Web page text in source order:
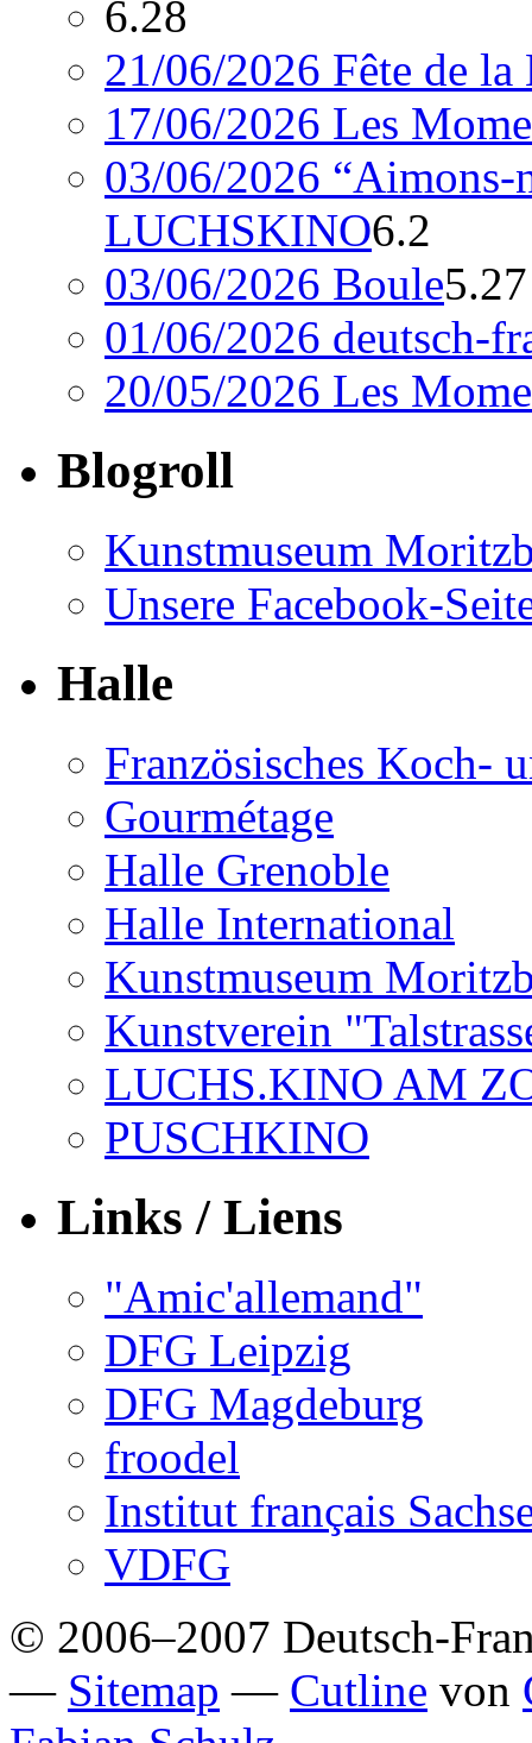
6.28
21/06/2026 Fête de la
17/06/2026 Les
03/06/2026 “Aimons-
LUCHSKINO6.2
03/06/2026 Boule5.27
01/06/2026 deutsch-
20/05/2026 Les
Blogroll
Kunstmuseum
Unsere Facebook-
Halle
Französisches Koch-
Gourmétage
Halle Grenoble
Halle International
Kunstmuseum
Kunstverein
LUCHS.KINO AM
PUSCHKINO
Links / Liens
"Amic'allemand"
DFG Leipzig
DFG Magdeburg
froodel
Institut français
VDFG
© 2006–2007 Deutsch-
— Sitemap — Cutline von